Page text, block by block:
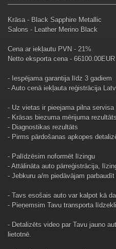
Krāsa - Black Sapphire Metallic
Salons - Leather Merino Black
Cena ar iekļautu PVN - 21%
Netto eksporta cena - 66100.00EUR
- Iespējama garantija līdz 3 gadiem
- Auto cenā iekļauta reģistrācija
- Uz vietas ir pieejama pilna
- Krāsas biezuma mērijuma rezultāts
- Diagnostikas rezultāts
- Pirms pārdošanas apkopes
- Palīdzēsim noformēt līzingu
- Attālināta auto pārreģistrācija,
- Jebkuru a/m piedāvājam
- Tavs esošais auto var kalpot kā
- Pieņemsim Tavu transporta
- Detalizēts video par Tavu jauno
lietotnē.